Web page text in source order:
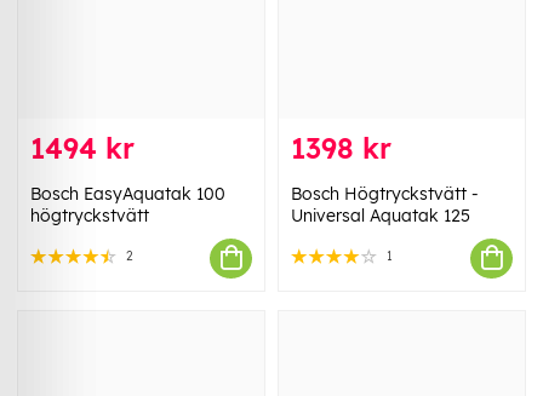
1494 kr
Bosch EasyAquatak 100
högtryckstvätt
2
1398 kr
Bosch Högtryckstvätt -
Universal Aquatak 125
1